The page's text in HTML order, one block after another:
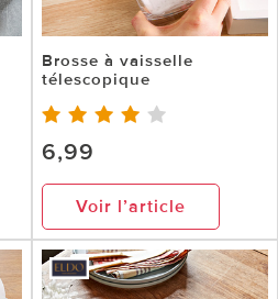
Brosse à vaisselle
télescopique
6,99
Voir l’article